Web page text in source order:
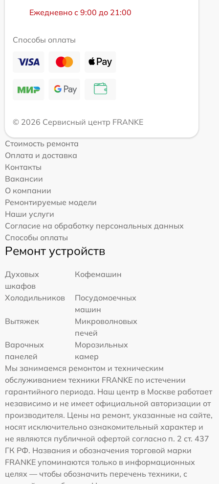
Ежедневно с 9:00 до 21:00
Способы оплаты
© 2026 Сервисный центр FRANKE
Стоимость ремонта
Оплата и доставка
Контакты
Вакансии
О компании
Ремонтируемые модели
Наши услуги
Согласие на обработку персональных данных
Способы оплаты
Ремонт устройств
Духовых
шкафов
Кофемашин
Холодильников
Посудомоечных
машин
Вытяжек
Микроволновых
печей
Варочных
панелей
Морозильных
камер
Мы занимаемся ремонтом и техническим
обслуживанием техники FRANKE по истечении
гарантийного периода. Наш центр в Москве работает
независимо и не имеет официальной авторизации от
производителя. Цены на ремонт, указанные на сайте,
носят исключительно ознакомительный характер и
не являются публичной офертой согласно п. 2 ст. 437
ГК РФ. Названия и обозначения торговой марки
FRANKE упоминаются только в информационных
целях — чтобы обозначить перечень техники, с